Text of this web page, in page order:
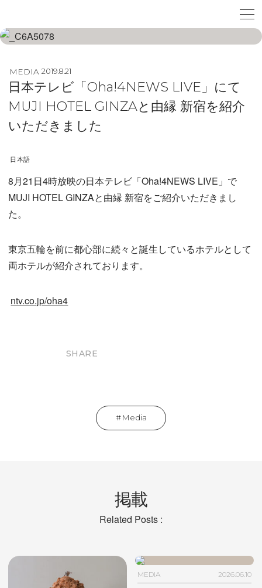
MEDIA 2019.8.21
日本テレビ「Oha!4NEWS LIVE」にて
MUJI HOTEL GINZAと由縁 新宿を紹介
いただきました
日本語
8月21日4時放映の日本テレビ「Oha!4NEWS LIVE」で
MUJI HOTEL GINZAと由縁 新宿をご紹介いただきまし
た。
東京五輪を前に都心部に続々と誕生しているホテルとして
両ホテルが紹介されております。
ntv.co.jp/oha4
SHARE
Media
掲載
Related Posts :
MEDIA 2026.06.10